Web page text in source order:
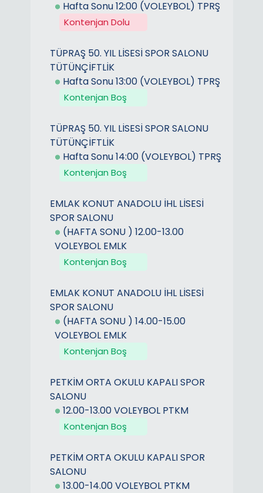
Hafta Sonu 12:00 (VOLEYBOL) TPRŞ
Kontenjan Dolu
TÜPRAŞ 50. YIL LİSESİ SPOR SALONU
TÜTÜNÇİFTLİK
Hafta Sonu 13:00 (VOLEYBOL) TPRŞ
Kontenjan Boş
TÜPRAŞ 50. YIL LİSESİ SPOR SALONU
TÜTÜNÇİFTLİK
Hafta Sonu 14:00 (VOLEYBOL) TPRŞ
Kontenjan Boş
EMLAK KONUT ANADOLU İHL LİSESİ
SPOR SALONU
(HAFTA SONU ) 12.00-13.00
VOLEYBOL EMLK
Kontenjan Boş
EMLAK KONUT ANADOLU İHL LİSESİ
SPOR SALONU
(HAFTA SONU ) 14.00-15.00
VOLEYBOL EMLK
Kontenjan Boş
PETKİM ORTA OKULU KAPALI SPOR
SALONU
12.00-13.00 VOLEYBOL PTKM
Kontenjan Boş
PETKİM ORTA OKULU KAPALI SPOR
SALONU
13.00-14.00 VOLEYBOL PTKM